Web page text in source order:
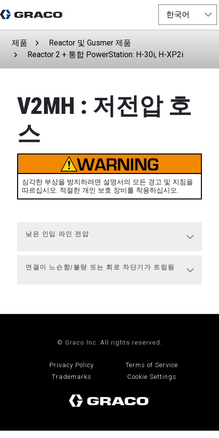
제품
Reactor 및 Gusmer 제품
Reactor 2 + 통합 PowerStation: H-30i, H-XP2i
V2MH : 저전압 호
스
심각한 부상을 방지하려면 설명서의 모든 경고 및 지침을
따르십시오. 적절한 개인 보호 장비를 착용하십시오.
낮은 인입 라인 전압
연결이 느슨함/불량 또는 회로 차단기가 트립됨
© Graco Inc. All rights reserved.
Privacy Policy
Terms of Service
Trademarks
Cookie Settings